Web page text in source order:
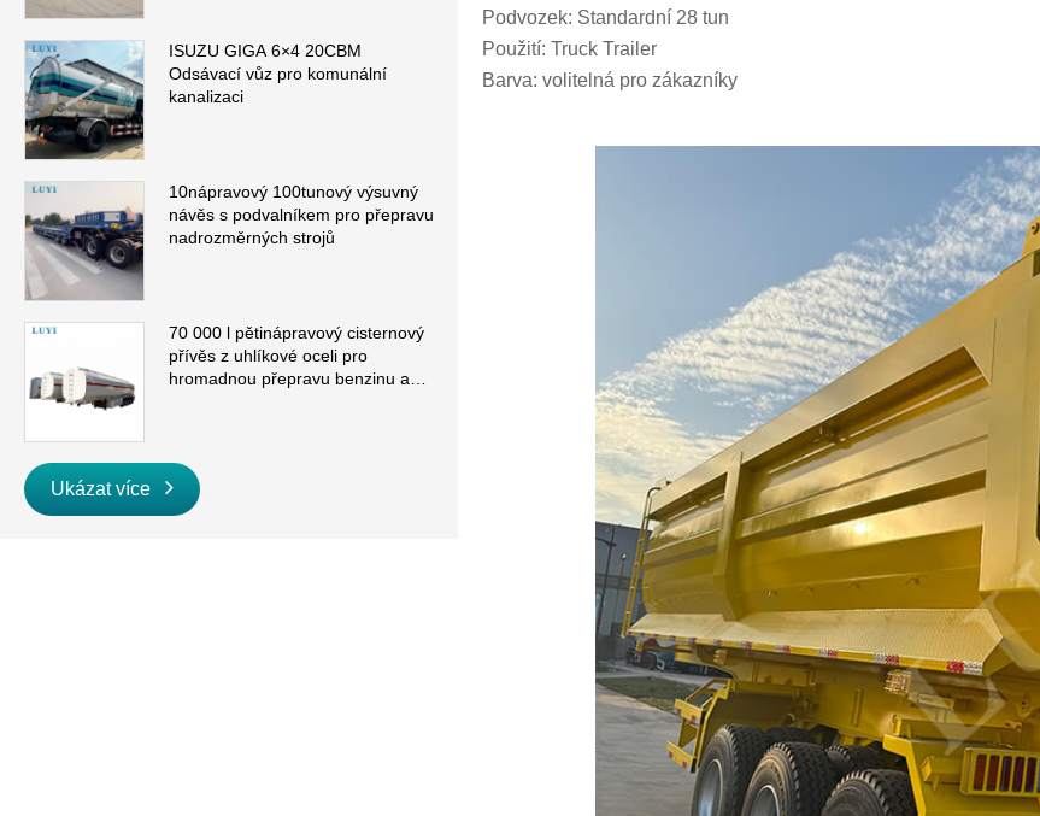
ISUZU GIGA 6×4 20CBM
Odsávací vůz pro komunální
kanalizaci
10nápravový 100tunový výsuvný
návěs s podvalníkem pro přepravu
nadrozměrných strojů
70 000 l pětinápravový cisternový
přívěs z uhlíkové oceli pro
hromadnou přepravu benzinu a
Ukázat více
Podvozek: Standardní 28 tun
Použití: Truck Trailer
Barva: volitelná pro zákazníky